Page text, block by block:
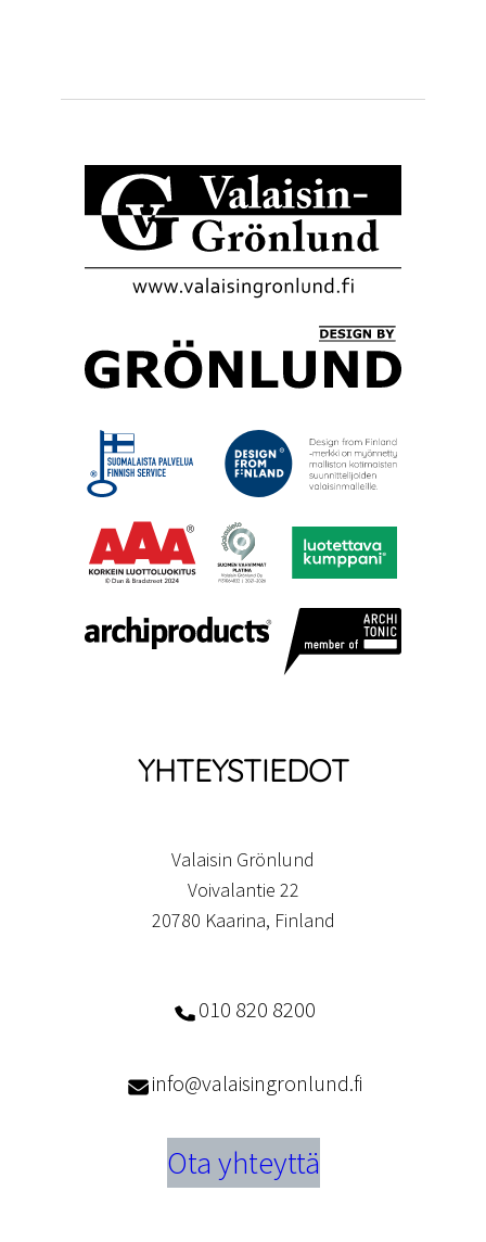
YHTEYSTIEDOT
Valaisin Grönlund
Voivalantie 22
20780 Kaarina, Finland
010 820 8200
info@valaisingronlund.fi
Ota yhteyttä